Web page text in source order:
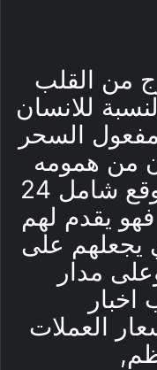
من القلب
للانسان
السحر
من همومه
ويعتبر الهدف الاول لموقع شامل 24
يقدم لهم
يجعلهم على
مدار
العملات